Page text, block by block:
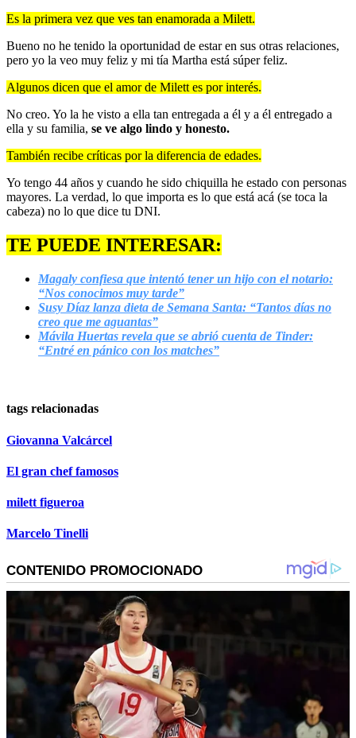
Es la primera vez que ves tan enamorada a Milett.
Bueno no he tenido la oportunidad de estar en sus otras relaciones,
pero yo la veo muy feliz y mi tía Martha está súper feliz.
Algunos dicen que el amor de Milett es por interés.
No creo. Yo la he visto a ella tan entregada a él y a él entregado a
ella y su familia, se ve algo lindo y honesto.
También recibe críticas por la diferencia de edades.
Yo tengo 44 años y cuando he sido chiquilla he estado con personas
mayores. La verdad, lo que importa es lo que está acá (se toca la
cabeza) no lo que dice tu DNI.
TE PUEDE INTERESAR:
Magaly confiesa que intentó tener un hijo con el notario:
“Nos conocimos muy tarde”
Susy Díaz lanza dieta de Semana Santa: “Tantos días no
creo que me aguantas”
Mávila Huertas revela que se abrió cuenta de Tinder:
“Entré en pánico con los matches”
tags relacionadas
Giovanna Valcárcel
El gran chef famosos
milett figueroa
Marcelo Tinelli